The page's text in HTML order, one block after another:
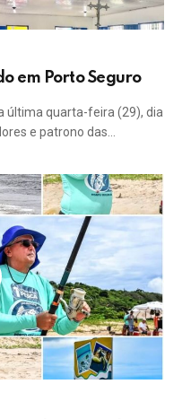
em Porto Seguro
última quarta-feira (29), dia
e patrono das…